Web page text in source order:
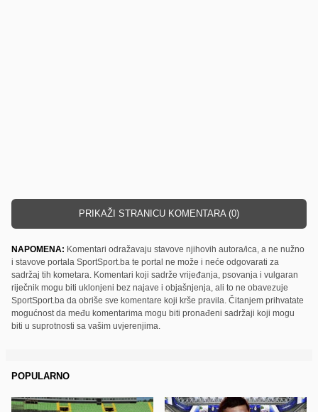
PRIKAŽI STRANICU KOMENTARA (0)
NAPOMENA: Komentari odražavaju stavove njihovih autora/ica, a ne nužno
i stavove portala SportSport.ba te portal ne može i neće odgovarati za
sadržaj tih kometara. Komentari koji sadrže vrijeđanja, psovanja i vulgaran
riječnik mogu biti uklonjeni bez najave i objašnjenja, ali to ne obavezuje
SportSport.ba da obriše sve komentare koji krše pravila. Čitanjem prihvatate
mogućnost da među komentarima mogu biti pronađeni sadržaji koji mogu
biti u suprotnosti sa vašim uvjerenjima.
POPULARNO